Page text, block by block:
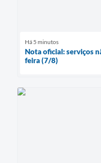
Há 5 minutos
Nota oficial: serviços
feira (7/8)